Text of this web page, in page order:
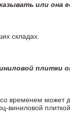
или она
складах.
плитки
со временем
виниловой